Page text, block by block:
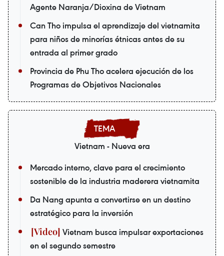
Agente Naranja/Dioxina de Vietnam
Can Tho impulsa el aprendizaje del vietnamita
para niños de minorías étnicas antes de su
entrada al primer grado
Provincia de Phu Tho acelera ejecución de los
Programas de Objetivos Nacionales
Vietnam - Nueva era
Mercado interno, clave para el crecimiento
sostenible de la industria maderera vietnamita
Da Nang apunta a convertirse en un destino
estratégico para la inversión
Vietnam busca impulsar exportaciones
en el segundo semestre